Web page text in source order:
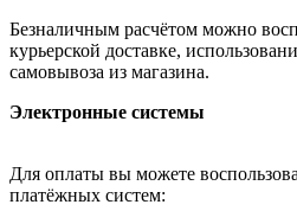
Безналичным расчётом можно
курьерской доставке,
самовывоза из магазина.
Электронные системы
Для оплаты вы можете
платёжных систем: